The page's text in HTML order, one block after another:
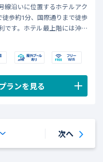
線沿いに位置するホテルアク
徒歩約1分、国際通りまで徒歩
です。ホテル最上階には沖縄
ランを見る
次へ